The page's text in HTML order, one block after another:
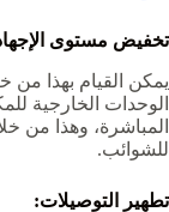
تخفيض مستوى
يمكن القيام بهذا من
الوحدات الخارجية
المباشرة، وهذا من
للشوائب.
تطهير التوصيلات: